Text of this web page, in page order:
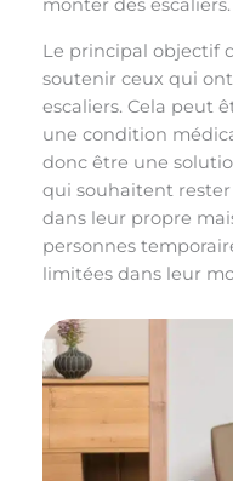
monter des escaliers.
Le principal objectif
soutenir ceux qui
escaliers. Cela peut
une condition
donc être une
qui souhaitent
dans leur propre
personnes
limitées dans leur